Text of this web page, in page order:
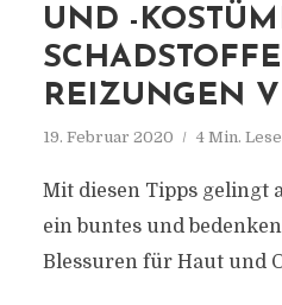
UND -
REIZUNGEN
19. Februar 2020 4 Min.
Mit diesen Tipps gelingt
ein buntes und
Blessuren für Haut und